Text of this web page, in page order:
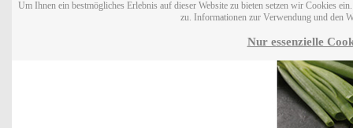
Um Ihnen ein bestmögliches Erlebnis auf dieser Website zu bieten setzen wir Cookies
zu. Informationen zur Verwendung und den
Nur essenzielle